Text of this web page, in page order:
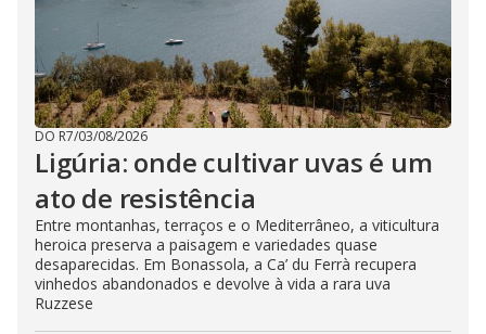
DO R7/03/08/2026
Ligúria: onde cultivar uvas é um
ato de resistência
Entre montanhas, terraços e o Mediterrâneo, a viticultura
heroica preserva a paisagem e variedades quase
desaparecidas. Em Bonassola, a Ca’ du Ferrà recupera
vinhedos abandonados e devolve à vida a rara uva
Ruzzese